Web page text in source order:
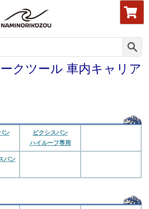
クツール 車内キャリア
ン
ピクシスバン
ハイルーフ専用
バン